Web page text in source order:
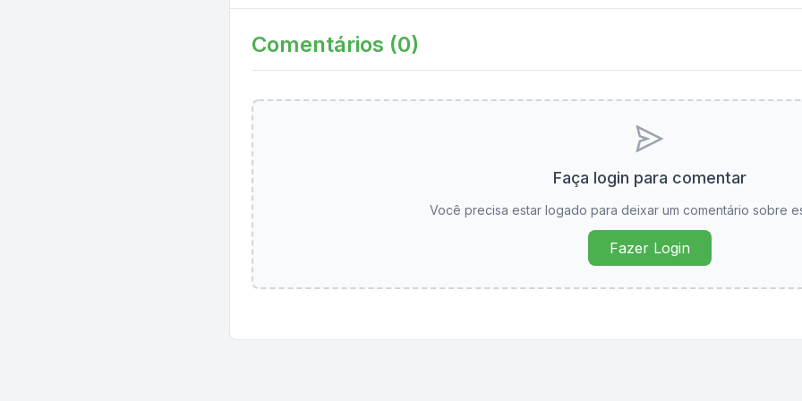
Comentários (0)
Faça login para comentar
Você precisa estar logado para deixar um comentário sobre
Fazer Login